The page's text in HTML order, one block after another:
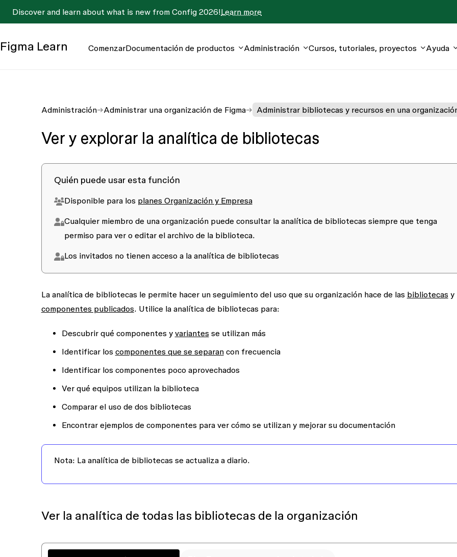
Discover and learn about what is new from Config 2026!Learn more
Figma Learn ComenzarDocumentación de productos Administración Cursos, tutoriales, proyectos Ayuda
Administración Administrar una organización de Figma Administrar bibliotecas y recursos en una
Ver y explorar la analítica de bibliotecas
Quién puede usar esta función
Disponible para los planes Organización y Empresa
Cualquier miembro de una organización puede consultar la analítica de bibliotecas siempre que tenga
permiso para ver o editarel archivo de la biblioteca.
Los invitados no tienen acceso a la analítica de bibliotecas
La analítica de bibliotecas le permite hacer un seguimiento del uso que su organización hace de las bibliotecasy
componentes publicados. Utilice la analítica de bibliotecas para:
Descubrir qué componentes y variantesse utilizan más
Identificar los componentes que se separancon frecuencia
Identificar los componentes poco aprovechados
Ver qué equipos utilizan la biblioteca
Comparar el uso de dos bibliotecas
Encontrar ejemplos de componentes para ver cómo se utilizan y mejorar su documentación
Nota: La analítica de bibliotecas se actualiza a diario.
Ver la analítica de todas las bibliotecas de la organización